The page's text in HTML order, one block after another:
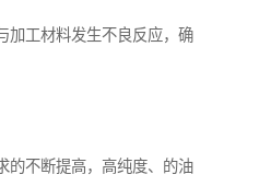
加工材料发生不良反应，确
的不断提高，高纯度、的油